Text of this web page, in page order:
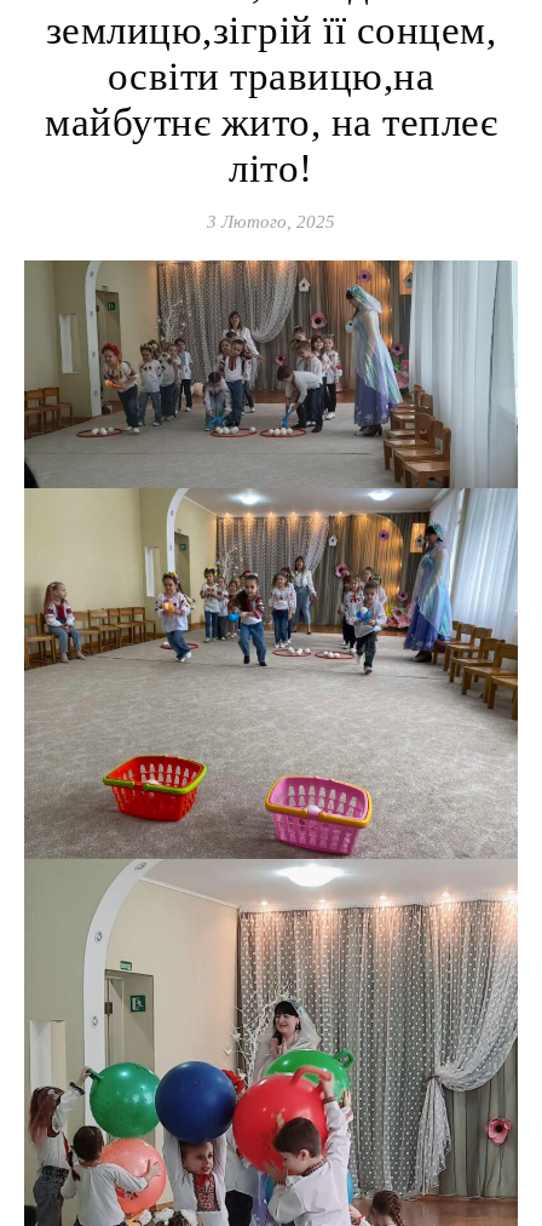
землицю,зігрій її сонцем,
освіти травицю,на
майбутнє жито, на теплеє
літо!
3 Лютого, 2025